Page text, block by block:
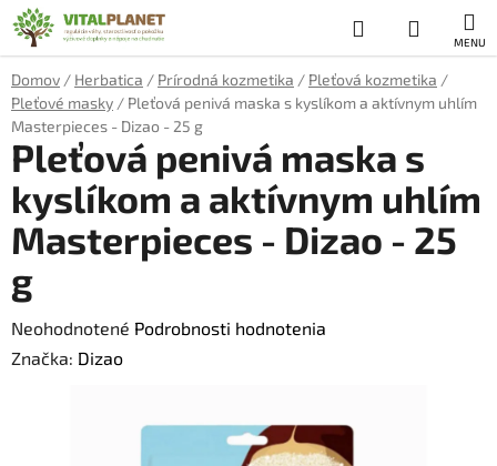
Prejsť
na
obsah
Hľadať
KOŠÍK
Domov / Herbatica / Prírodná kozmetika / Pleťová kozmetika /
Pleťové masky / Pleťová penivá maska ​​s kyslíkom a aktívnym uhlím
Masterpieces - Dizao - 25 g
Pleťová penivá maska ​​s
kyslíkom a aktívnym uhlím
Masterpieces - Dizao - 25
g
Priemerné
hodnotenie
Neohodnotené Podrobnosti hodnotenia
Značka: Dizao